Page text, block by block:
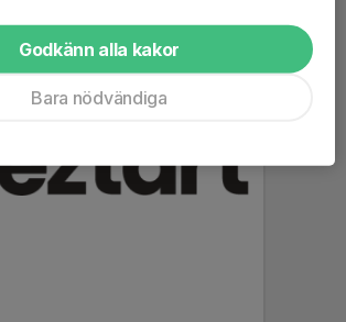
Godkänn alla kakor
Bara nödvändiga